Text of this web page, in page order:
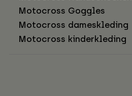
Motocross Goggles
Motocross dameskleding
Motocross kinderkleding